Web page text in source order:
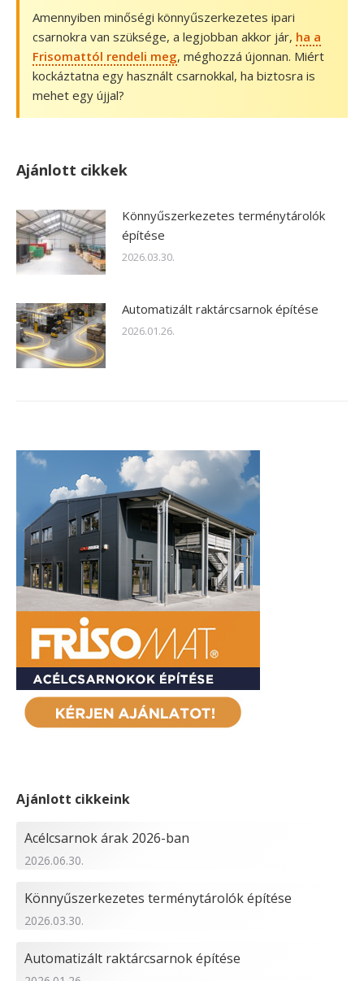
Amennyiben minőségi könnyűszerkezetes ipari
csarnokra van szüksége, a legjobban akkor jár, ha a
Frisomattól rendeli meg, méghozzá újonnan. Miért
kockáztatna egy használt csarnokkal, ha biztosra is
mehet egy újjal?
Ajánlott cikkek
Könnyűszerkezetes terménytárolók
építése
2026.03.30.
Automatizált raktárcsarnok építése
2026.01.26.
Ajánlott cikkeink
Acélcsarnok árak 2026-ban
2026.06.30.
Könnyűszerkezetes terménytárolók építése
2026.03.30.
Automatizált raktárcsarnok építése